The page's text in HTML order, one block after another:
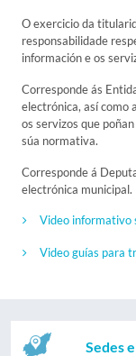
O exercicio da
responsabilidade
información e os
Corresponde ás
electrónica, así como
os servizos que
súa normativa.
Corresponde á
electrónica municipal.
Video informativo
Video guías para
Sedes